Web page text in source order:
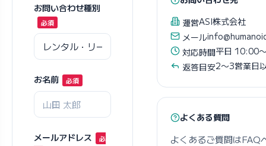
お問い合わせ種別
お名前
メールアドレス
運営ASI株式会社
メール
対応時間平日 10:00
返答目安2〜3営業日
よくある質問
よくあるご質問はFAQ